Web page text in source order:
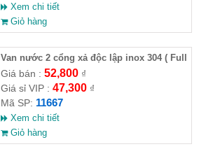
Xem chi tiết
Giỏ hàng
Van nước 2 cổng xả độc lập inox 304 ( Full
VAT )
Giá bán : 52,800₫
Giá sỉ VIP : 47,300₫
Mã SP: 11667
Xem chi tiết
Giỏ hàng